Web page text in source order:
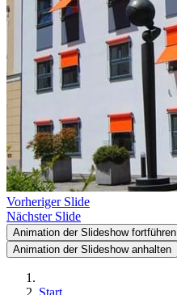
Vorheriger Slide
Nächster Slide
Animation der Slideshow fortführen
Animation der Slideshow anhalten
Start